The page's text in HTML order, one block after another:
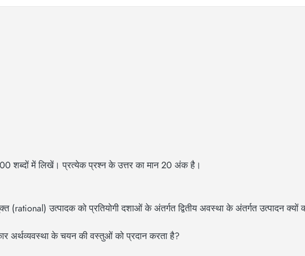
शब्दों में लिखें। प्रत्येक प्रश्न के उत्तर का मान 20 अंक है।
उत्पादक को प्रतियोगी दशाओं के अंतर्गत द्वितीय अवस्था के अंतर्गत उत्पादन क्यों
अर्थव्यवस्था के चयन की वस्तुओं को प्रदान करता है?